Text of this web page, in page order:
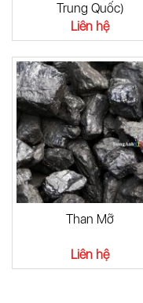
Trung Quốc)
Liên hệ
Than Mỡ
Liên hệ